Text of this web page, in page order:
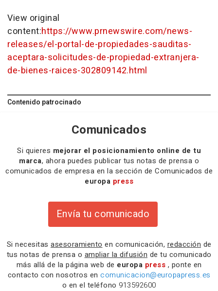
View original
content:https://www.prnewswire.com/news-
releases/el-portal-de-propiedades-sauditas-
aceptara-solicitudes-de-propiedad-extranjera-
de-bienes-raices-302809142.html
Contenido patrocinado
Comunicados
Si quieres mejorar el posicionamiento online de tu
marca, ahora puedes publicar tus notas de prensa o
comunicados de empresa en la sección de Comunicados de
europa press
Envía tu comunicado
Si necesitas asesoramiento en comunicación, redacción de
tus notas de prensa o ampliar la difusión de tu comunicado
más allá de la página web de europa press , ponte en
contacto con nosotros en comunicacion@europapress.es
o en el teléfono 913592600